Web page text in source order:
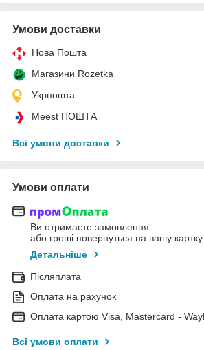
Умови доставки
Нова Пошта
Магазини Rozetka
Укрпошта
Meest ПОШТА
Всі умови доставки
Умови оплати
Ви отримаєте замовлення
або гроші повернуться на вашу картку
Детальніше
Післяплата
Оплата на рахунок
Оплата картою Visa, Mastercard -
Всі умови оплати